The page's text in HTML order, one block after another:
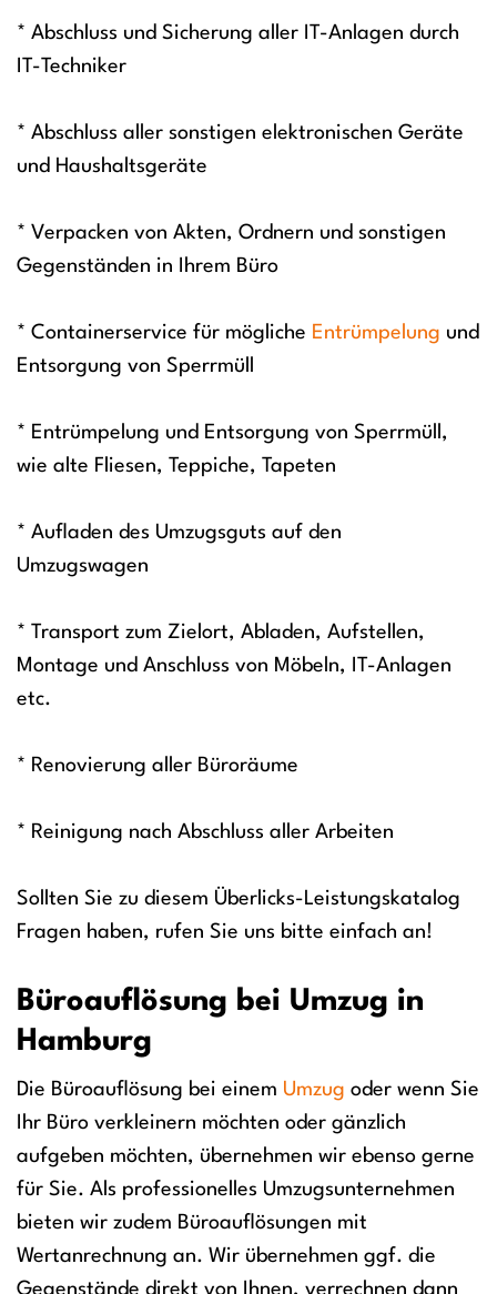
* Abschluss und Sicherung aller IT-Anlagen durch
IT-Techniker
* Abschluss aller sonstigen elektronischen Geräte
und Haushaltsgeräte
* Verpacken von Akten, Ordnern und sonstigen
Gegenständen in Ihrem Büro
* Containerservice für mögliche Entrümpelung und
Entsorgung von Sperrmüll
* Entrümpelung und Entsorgung von Sperrmüll,
wie alte Fliesen, Teppiche, Tapeten
* Aufladen des Umzugsguts auf den
Umzugswagen
* Transport zum Zielort, Abladen, Aufstellen,
Montage und Anschluss von Möbeln, IT-Anlagen
etc.
* Renovierung aller Büroräume
* Reinigung nach Abschluss aller Arbeiten
Sollten Sie zu diesem Überlicks-Leistungskatalog
Fragen haben, rufen Sie uns bitte einfach an!
Büroauflösung bei Umzug in
Hamburg
Die Büroauflösung bei einem Umzug oder wenn Sie
Ihr Büro verkleinern möchten oder gänzlich
aufgeben möchten, übernehmen wir ebenso gerne
für Sie. Als professionelles Umzugsunternehmen
bieten wir zudem Büroauflösungen mit
Wertanrechnung an. Wir übernehmen ggf. die
Gegenstände direkt von Ihnen, verrechnen dann